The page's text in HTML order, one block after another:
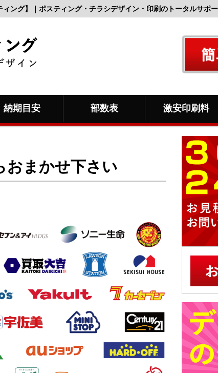
ング】｜ポスティング・チラシデザイン・印刷のトータルサポー
納期目安 部数表 激安印刷料
おまかせ下さい